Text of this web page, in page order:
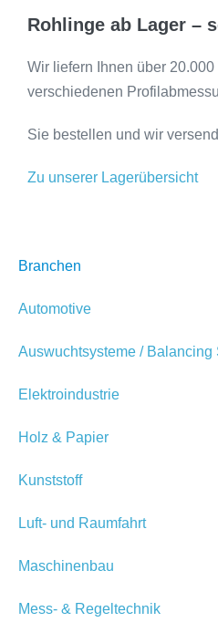
Rohlinge ab Lager –
Wir liefern Ihnen über
verschiedenen
Sie bestellen und wir
Zu unserer Lagerübersicht
Branchen
Automotive
Auswuchtsysteme / Balancing
Elektroindustrie
Holz & Papier
Kunststoff
Luft- und Raumfahrt
Maschinenbau
Mess- & Regeltechnik